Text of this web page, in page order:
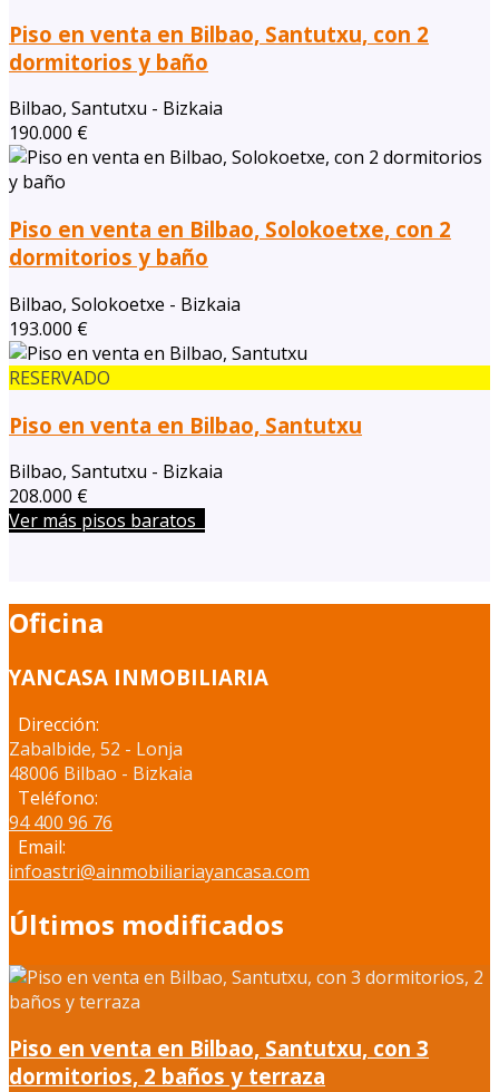
Piso en venta en Bilbao, Santutxu, con 2
dormitorios y baño
Bilbao, Santutxu - Bizkaia
190.000 €
Piso en venta en Bilbao, Solokoetxe, con 2
dormitorios y baño
Bilbao, Solokoetxe - Bizkaia
193.000 €
RESERVADO
Piso en venta en Bilbao, Santutxu
Bilbao, Santutxu - Bizkaia
208.000 €
Ver más pisos baratos
Oficina
YANCASA INMOBILIARIA
Dirección:
Zabalbide, 52 - Lonja
48006 Bilbao - Bizkaia
Teléfono:
94 400 96 76
Email:
infoastri@ainmobiliariayancasa.com
Últimos modificados
Piso en venta en Bilbao, Santutxu, con 3
dormitorios, 2 baños y terraza